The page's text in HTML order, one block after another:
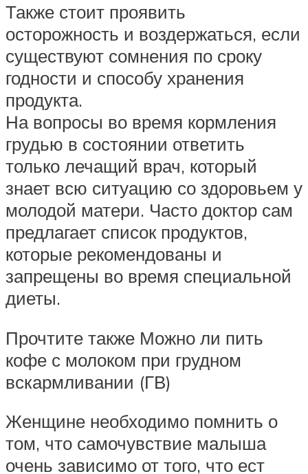
Также стоит проявить
осторожность и воздержаться, если
существуют сомнения по сроку
годности и способу хранения
продукта.
На вопросы во время кормления
грудью в состоянии ответить
только лечащий врач, который
знает всю ситуацию со здоровьем у
молодой матери. Часто доктор сам
предлагает список продуктов,
которые рекомендованы и
запрещены во время специальной
диеты.
Прочтите также Можно ли пить
кофе с молоком при грудном
вскармливании (ГВ)
Женщине необходимо помнить о
том, что самочувствие малыша
очень зависимо от того, что ест